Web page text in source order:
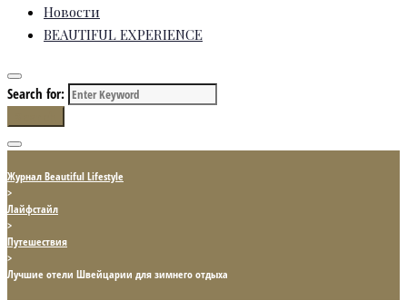
Новости
BEAUTIFUL EXPERIENCE
Search for:
Журнал Beautiful Lifestyle
>
Лайфстайл
>
Путешествия
>
Лучшие отели Швейцарии для зимнего отдыха